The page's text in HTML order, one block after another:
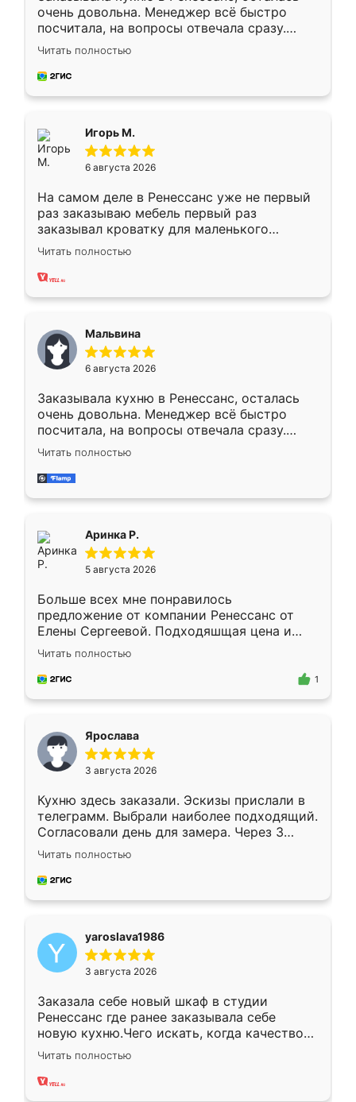
очень довольна. Менеджер всё быстро
посчитала, на вопросы отвечала сразу.
Замерщик приехал в субботу, подошёл к
делу со всей ответственностью. Собрали
за день, ребята работали аккуратно, даже
Читать полностью
Игорь М.
6 августа 2026
На самом деле в Ренессанс уже не первый
раз заказываю мебель первый раз
заказывал кроватку для маленького
ребёнка при его рождении ,во второй раз
заказал шкаф-купе. По качеству очень
хорошее сборка достаточно быстрая,
меньше, здесь же он более разнообразный.
Мне нравится ,если что-то потребуется из
мебели буду заказывать только здесь.
Читать полностью
Мальвина
6 августа 2026
Заказывала кухню в Ренессанс, осталась
очень довольна. Менеджер всё быстро
посчитала, на вопросы отвечала сразу.
Замерщик приехал в субботу, подошёл к
делу со всей ответственностью. Собрали
за день, ребята работали аккуратно, даже
Читать полностью
Аринка Р.
5 августа 2026
Больше всех мне понравилось
предложение от компании Ренессанс от
Елены Сергеевой. Подходяшщая цена и
короткие сроки изготовления. Приехавший
для замера сотрудник Владислав
предложил по моему эскизу самый
Читать полностью
1
Ярослава
3 августа 2026
Кухню здесь заказали. Эскизы прислали в
телеграмм. Выбрали наиболее подходящий.
Согласовали день для замера. Через 3
недели кухня была уже готова. Остались
довольны работой. Спасибо Ренессанс
мебель за качественную работу!
Читать полностью
yaroslava1986
3 августа 2026
Заказала себе новый шкаф в студии
Ренессанс где ранее заказывала себе
новую кухню.Чего искать, когда качеством
вполне довольна. Служит кухня уже почти
два года, нареканий нет.
Читать полностью